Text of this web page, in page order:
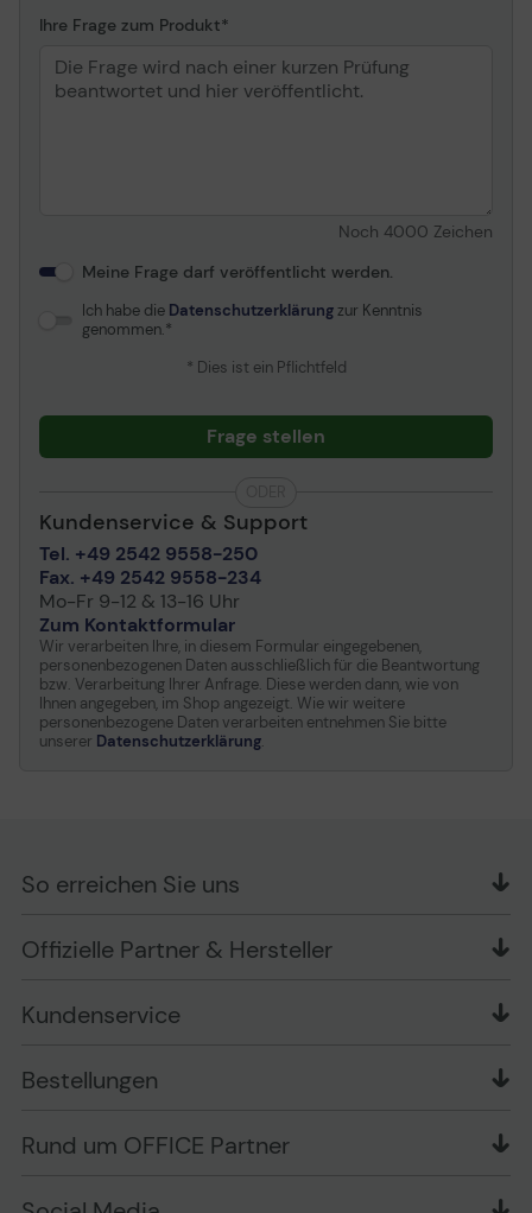
Ihre Frage zum Produkt
Noch 4000 Zeichen
Meine Frage darf veröffentlicht werden.
Ich habe die Datenschutzerklärungzur Kenntnis
genommen.
* Dies ist ein Pflichtfeld
Frage stellen
Kundenservice & Support
Tel. +49 2542 9558-250
Fax. +49 2542 9558-234
Mo-Fr 9-12 & 13-16 Uhr
Zum Kontaktformular
Wir verarbeiten Ihre, in diesem Formular eingegebenen,
personenbezogenen Daten ausschließlich für die Beantwortung
bzw. Verarbeitung Ihrer Anfrage. Diese werden dann, wie von
Ihnen angegeben, im Shop angezeigt. Wie wir weitere
personenbezogene Daten verarbeiten entnehmen Sie bitte
unserer Datenschutzerklärung.
Offizielle Partner & Hersteller
Kundenservice
Bewertungsrichtlinien
Wissen mit OP
Markenshops
Bestellungen
Versand im Namen Dritter
Rund um OFFICE Partner
So erreichen Sie uns
Schlesierring 35
Telefon: +49 (0) 2542 / 9558250
Ansprechpartner bei fehlerhafter Ware und Schäden